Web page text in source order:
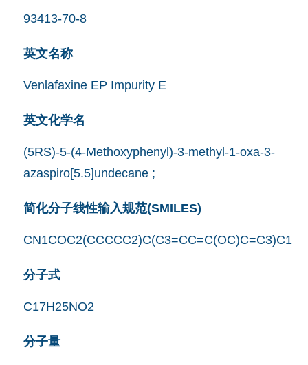
93413-70-8
英文名称
Venlafaxine EP Impurity E
英文化学名
(5RS)-5-(4-Methoxyphenyl)-3-methyl-1-oxa-3-
azaspiro[5.5]undecane ;
简化分子线性输入规范(SMILES)
CN1COC2(CCCCC2)C(C3=CC=C(OC)C=C3)C1
分子式
C17H25NO2
分子量